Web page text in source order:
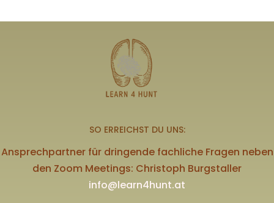
SO ERREICHST DU UNS:
Ansprechpartner für dringende fachliche Fragen neben
den Zoom Meetings: Christoph Burgstaller
info@learn4hunt.at